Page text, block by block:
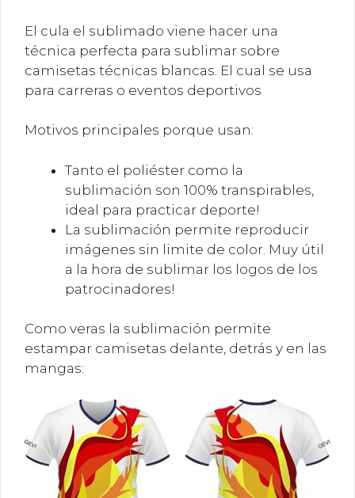
El cula el sublimado viene hacer una
técnica perfecta para sublimar sobre
camisetas técnicas blancas. El cual se usa
para carreras o eventos deportivos
Motivos principales porque usan:
Tanto el poliéster como la
sublimación son 100% transpirables,
ideal para practicar deporte!
La sublimación permite reproducir
imágenes sin limite de color. Muy útil
a la hora de sublimar los logos de los
patrocinadores!
Como veras la sublimación permite
estampar camisetas delante, detrás y en las
mangas: